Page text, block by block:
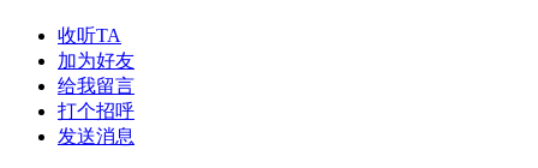
收听TA
加为好友
给我留言
打个招呼
发送消息